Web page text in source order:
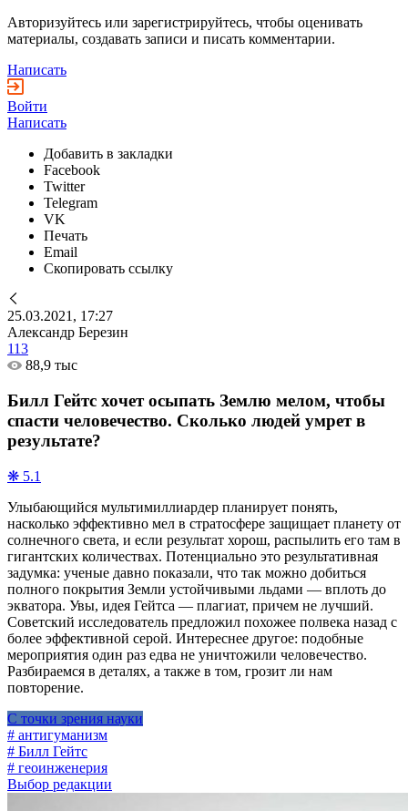
Авторизуйтесь или зарегистрируйтесь, чтобы оценивать
материалы, создавать записи и писать комментарии.
Написать
Войти
Написать
Добавить в закладки
Facebook
Twitter
Telegram
VK
Печать
Email
Скопировать ссылку
25.03.2021, 17:27
Александр Березин
113
88,9 тыс
Билл Гейтс хочет осыпать Землю мелом, чтобы
спасти человечество. Сколько людей умрет в
результате?
❋ 5.1
Улыбающийся мультимиллиардер планирует понять,
насколько эффективно мел в стратосфере защищает планету от
солнечного света, и если результат хорош, распылить его там в
гигантских количествах. Потенциально это результативная
задумка: ученые давно показали, что так можно добиться
полного покрытия Земли устойчивыми льдами — вплоть до
экватора. Увы, идея Гейтса — плагиат, причем не лучший.
Советский исследователь предложил похожее полвека назад с
более эффективной серой. Интереснее другое: подобные
мероприятия один раз едва не уничтожили человечество.
Разбираемся в деталях, а также в том, грозит ли нам
повторение.
С точки зрения науки
# антигуманизм
# Билл Гейтс
# геоинженерия
Выбор редакции